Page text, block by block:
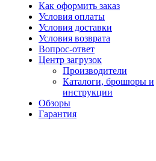
Как оформить заказ
Условия оплаты
Условия доставки
Условия возврата
Вопрос-ответ
Центр загрузок
Производители
Каталоги, брошюры и
инструкции
Обзоры
Гарантия